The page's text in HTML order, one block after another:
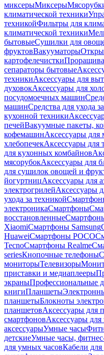
миксерыМиксеры
климатической техники
техникойФильтры для
климатической техники
бытовыеСушилки для
фруктовВакууматоры
картофелечистки
сепараторы бытовые
техникиАксессуары для
духовокАксессуары для
посудомоечных машин
машинСредства для ухода
кухонной техники
печейВакуумные пакеты,
кофемашинАксессуары для
хлебопечекАксессуары для
для кухонных комбайнов
мясорубокАксессуары для
для сушилок овощей и
йогуртницАксессуары для
электрогрилейАксессуары
ухода за техникой
электроникаСмартфоны
восстановленные
XiaomiСмартфоны Samsung
HuaweiСмартфоны POCO
TecnoСмартфоны Realme
seriesКнопочные телефоны
мониторыТелевизоры
приставки и медиаплееры
экраныПрофессиональные
книгиПланшеты
планшетыБлокноты
планшетовАксессуары для
смартфоновАксессуары
аксессуарыУмные часы
детскиеУмные часы,
для умных часовКабели